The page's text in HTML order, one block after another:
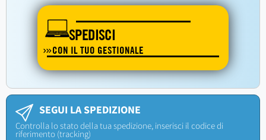
SPEDISCI
CON IL TUO GESTIONALE
SEGUI LA SPEDIZIONE
Controlla lo stato della tua spedizione, inserisci il codice di
riferimento (tracking)